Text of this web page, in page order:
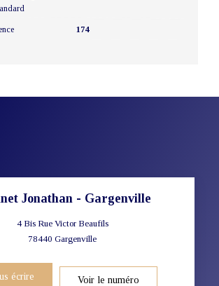
174
Jonathan - Gargenville
4 Bis Rue Victor Beaufils
78440 Gargenville
écrire Voir le numéro